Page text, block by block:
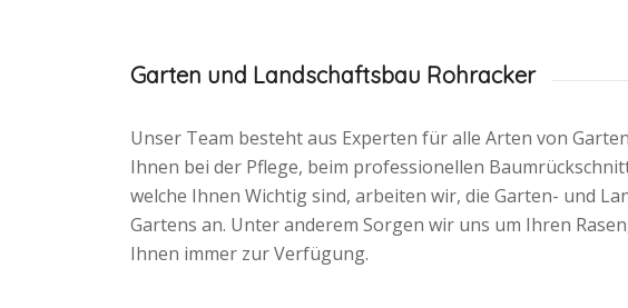
Garten und Landschaftsbau Rohracker
Unser Team besteht aus Experten für alle Arten von
Ihnen bei der Pflege, beim professionellen
welche Ihnen Wichtig sind, arbeiten wir, die Garten- und
Gartens an. Unter anderem Sorgen wir uns um Ihren
Ihnen immer zur Verfügung.